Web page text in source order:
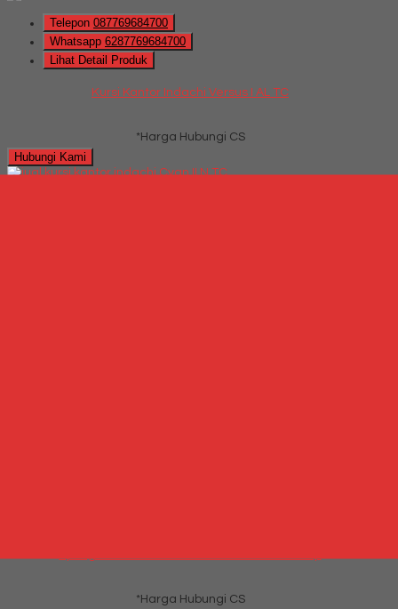
Telepon 087769684700
Whatsapp 6287769684700
Lihat Detail Produk
Kursi Kantor Indachi Versus I AL TC
*Harga Hubungi CS
Hubungi Kami
*Harga Hubungi CS